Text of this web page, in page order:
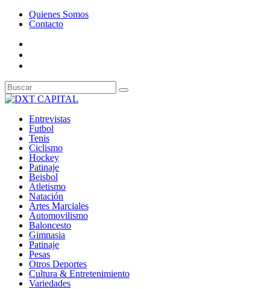
Quienes Somos
Contacto
Entrevistas
Futbol
Tenis
Ciclismo
Hockey
Patinaje
Beisbol
Atletismo
Natación
Artes Marciales
Automovilismo
Baloncesto
Gimnasia
Patinaje
Pesas
Otros Deportes
Cultura & Entretenimiento
Variedades